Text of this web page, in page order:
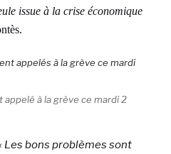
issue à la crise économique
à la grève ce mardi 2
Les bons problèmes sont